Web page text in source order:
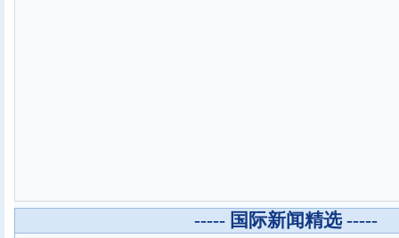
----- 国际新闻精选 -----